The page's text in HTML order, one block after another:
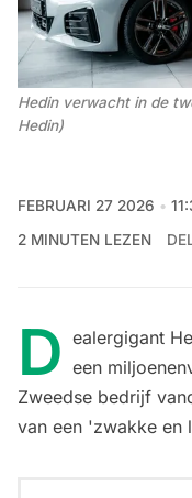
Hedin verwacht in de
Hedin)
FEBRUARI 27 2026
2 MINUTEN LEZEN
D ealergigant
een
Zweedse bedrijf
van een 'zwakke en